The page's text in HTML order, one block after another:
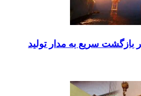
سریع به مدار تولید